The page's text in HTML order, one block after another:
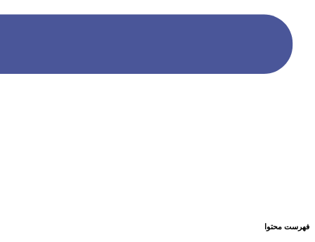
فهرست محتوا